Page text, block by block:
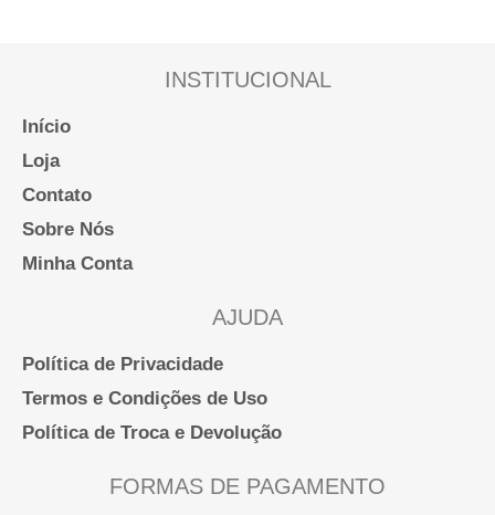
INSTITUCIONAL
Início
Loja
Contato
Sobre Nós
Minha Conta
AJUDA
Política de Privacidade
Termos e Condições de Uso
Política de Troca e Devolução
FORMAS DE PAGAMENTO